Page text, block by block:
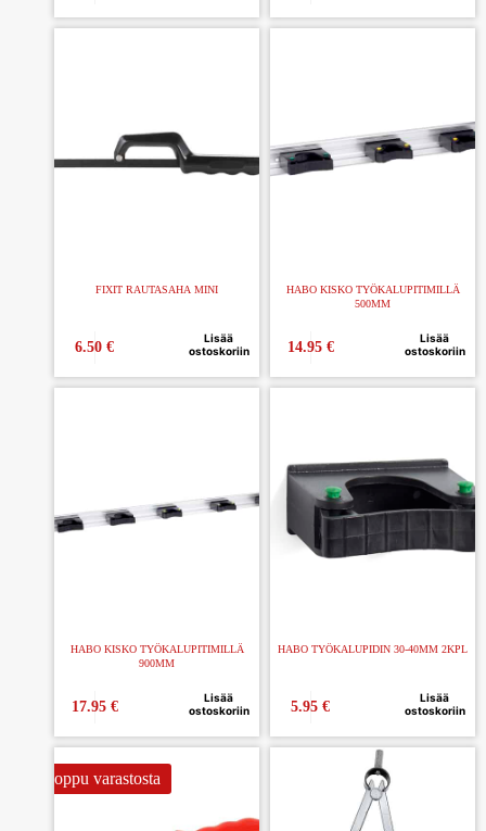
FIXIT RAUTASAHA MINI
6.50€
Lisää
ostoskoriin
HABO KISKO TYÖKALUPITIMILLÄ
500MM
14.95 €
Lisää
ostoskoriin
HABO KISKO TYÖKALUPITIMILLÄ
900MM
17.95 €
Lisää
ostoskoriin
HABO TYÖKALUPIDIN 30-40MM 2KPL
5.95€
Lisää
ostoskoriin
Loppu varastosta